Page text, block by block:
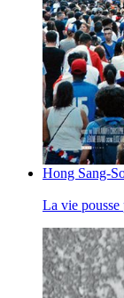
Hong Sang-
La vie pousse